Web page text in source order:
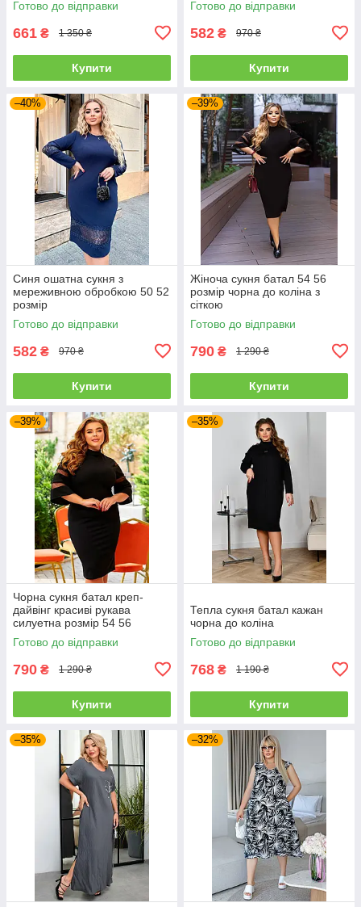
Готово до відправки
661 ₴ 1 350 ₴
Купити
Готово до відправки
582 ₴ 970 ₴
Купити
–40%
Синя ошатна сукня з
мереживною обробкою 50 52
розмір
Готово до відправки
582 ₴ 970 ₴
Купити
–39%
Жіноча сукня батал 54 56
розмір чорна до коліна з
сіткою
Готово до відправки
790 ₴ 1 290 ₴
Купити
–39%
Чорна сукня батал креп-
дайвінг красиві рукава
силуетна розмір 54 56
Готово до відправки
790 ₴ 1 290 ₴
Купити
–35%
Тепла сукня батал кажан
чорна до коліна
Готово до відправки
768 ₴ 1 190 ₴
Купити
–35% –32%